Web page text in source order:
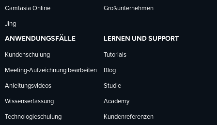
Camtasia Online
Jing
Großunternehmen
ANWENDUNGSFÄLLE
Kundenschulung
Meeting-Aufzeichnung bearbeiten
Anleitungsvideos
Wissenserfassung
Technologieschulung
LERNEN UND SUPPORT
Tutorials
Blog
Studie
Academy
Kundenreferenzen